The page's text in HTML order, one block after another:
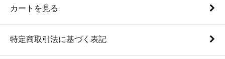
カートを見る
特定商取引法に基づく表記